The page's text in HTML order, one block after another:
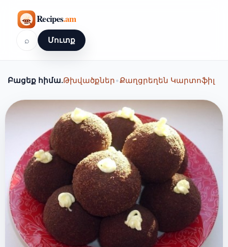
⌕ Մուտք
Բացեք հիմա.Թխվածքներ•Քաղցրեղեն Կարտոֆիլ